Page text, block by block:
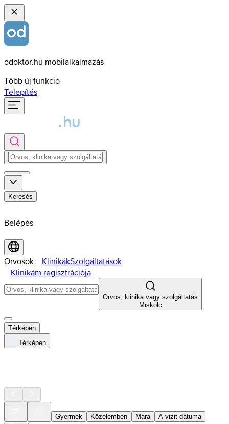
odoktor.hu mobilalkalmazás
Több új funkció
Telepítés
Keresés
Belépés
Orvosok KlinikákSzolgáltatások
Klinikám regisztrációja
Orvos, klinika vagy szolgáltatás
Miskolc
Térképen
Térképen
Gyermek Közelemben Mára
A vizit dátuma